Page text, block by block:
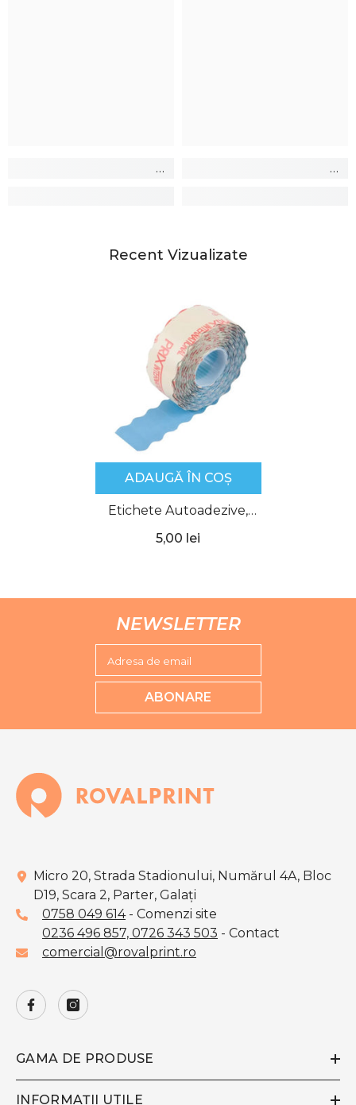
Recent Vizualizate
ADAUGĂ ÎN COȘ
Etichete Autoadezive,
Albe,
5,00 lei
NEWSLETTER
Adresa de email
ABONARE
Micro 20, Strada Stadionului, Numărul 4A, Bloc
D19, Scara 2, Parter, Galaţi
0758 049 614- Comenzi site
0236 496 857, 0726 343 503 - Contact
comercial@rovalprint.ro
GAMA DE PRODUSE
INFORMAȚII UTILE